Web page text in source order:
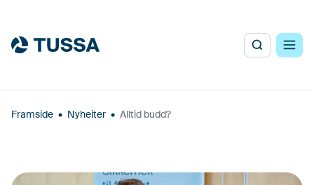
Framside • Nyheiter • Alltid budd?